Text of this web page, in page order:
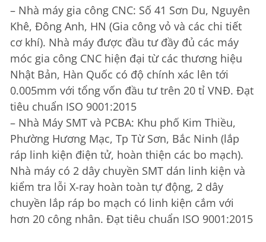
– Nhà máy gia công CNC: Số 41 Sơn Du, Nguyên
Khê, Đông Anh, HN (Gia công vỏ và các chi tiết
cơ khí). Nhà máy được đầu tư đầy đủ các máy
móc gia công CNC hiện đại từ các thương hiệu
Nhật Bản, Hàn Quốc có độ chính xác lên tới
0.005mm với tổng vốn đầu tư trên 20 tỉ VNĐ. Đạt
tiêu chuẩn ISO 9001:2015
– Nhà Máy SMT và PCBA: Khu phố Kim Thiều,
Phường Hương Mạc, Tp Từ Sơn, Bắc Ninh (lắp
ráp linh kiện điện tử, hoàn thiện các bo mạch).
Nhà máy có 2 dây chuyền SMT dán linh kiện và
kiểm tra lỗi X-ray hoàn toàn tự động, 2 dây
chuyền lắp ráp bo mạch có linh kiện cắm với
hơn 20 công nhân. Đạt tiêu chuẩn ISO 9001:2015